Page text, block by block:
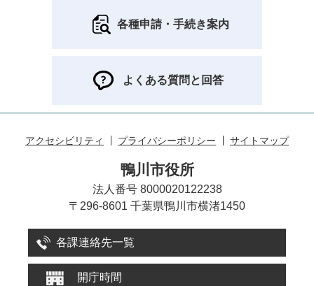
各種申請・手続き案内
よくある質問と回答
アクセシビリティ プライバシーポリシー サイトマップ
鴨川市役所
法人番号 8000020122238
〒296-8601 千葉県鴨川市横渚1450
各課連絡先一覧
開庁時間